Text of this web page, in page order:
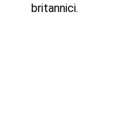
britannici.